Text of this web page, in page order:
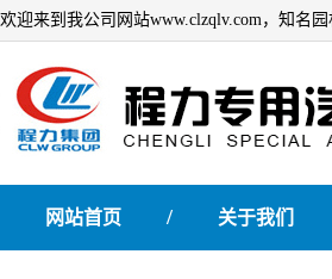
欢迎来到我公司网站www.clzqlv.com，知名
网站首页 / 关于我们